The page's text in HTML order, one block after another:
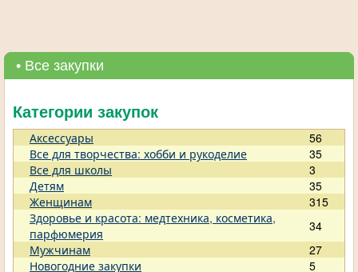
• Все закупки
Категории закупок
Аксессуары
56
Все для творчества: хобби и рукоделие
35
Все для школы
3
Детям
35
Женщинам
315
Здоровье и красота: медтехника, косметика,
парфюмерия
34
Мужчинам
27
Новогодние закупки
5